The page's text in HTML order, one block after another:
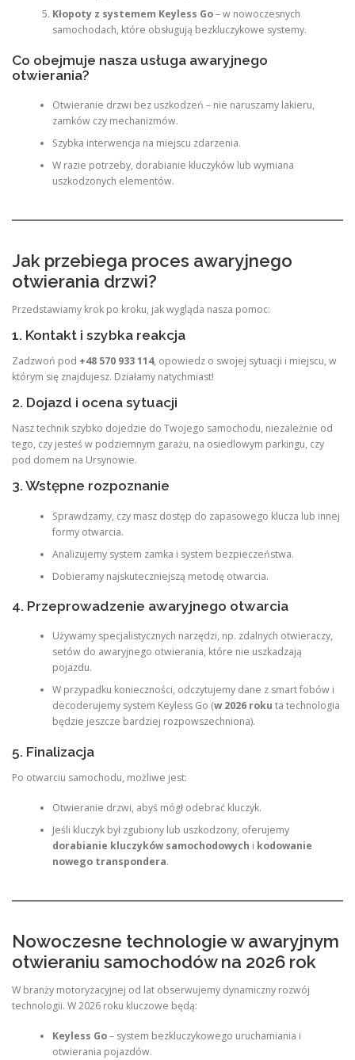
Kłopoty z systemem Keyless Go– w nowoczesnych
samochodach, które obsługują bezkluczykowe systemy.
Co obejmuje nasza usługa awaryjnego
otwierania?
Otwieranie drzwi bez uszkodzeń – nie naruszamy lakieru,
zamków czy mechanizmów.
Szybka interwencja na miejscu zdarzenia.
W razie potrzeby, dorabianie kluczyków lub wymiana
uszkodzonych elementów.
Jak przebiega proces awaryjnego
otwierania drzwi?
Przedstawiamy krok po kroku, jak wygląda nasza pomoc:
1. Kontakt i szybka reakcja
Zadzwoń pod +48 570 933 114, opowiedz o swojej sytuacji i miejscu, w
którym się znajdujesz. Działamy natychmiast!
2. Dojazd i ocena sytuacji
Nasz technik szybko dojedzie do Twojego samochodu, niezależnie od
tego, czy jesteś w podziemnym garażu, na osiedlowym parkingu, czy
pod domem na Ursynowie.
3. Wstępne rozpoznanie
Sprawdzamy, czy masz dostęp do zapasowego klucza lub innej
formy otwarcia.
Analizujemy system zamka i system bezpieczeństwa.
Dobieramy najskuteczniejszą metodę otwarcia.
4. Przeprowadzenie awaryjnego otwarcia
Używamy specjalistycznych narzędzi, np. zdalnych otwieraczy,
setów do awaryjnego otwierania, które nie uszkadzają
pojazdu.
W przypadku konieczności, odczytujemy dane z smart fobów i
decoderujemy system Keyless Go (w 2026 roku ta technologia
będzie jeszcze bardziej rozpowszechniona).
5. Finalizacja
Po otwarciu samochodu, możliwe jest:
Otwieranie drzwi, abyś mógł odebrać kluczyk.
Jeśli kluczyk był zgubiony lub uszkodzony, oferujemy
dorabianie kluczyków samochodowych i kodowanie
nowego transpondera.
Nowoczesne technologie w awaryjnym
otwieraniu samochodów na 2026 rok
W branży motoryzacyjnej od lat obserwujemy dynamiczny rozwój
technologii. W 2026 roku kluczowe będą:
Keyless Go– system bezkluczykowego uruchamiania i
otwierania pojazdów.